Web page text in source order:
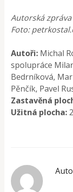
Autorská zpráva
Foto:
Autoři: Michal
spolupráce
Bedrníková,
Pěnčík, Pavel
Zastavěná
Užitná plocha: